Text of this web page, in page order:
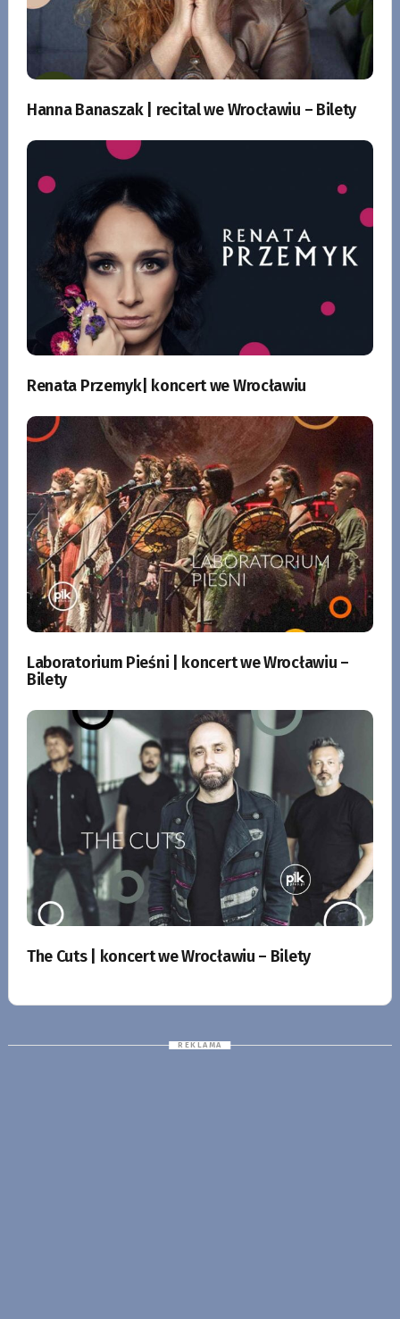
Hanna Banaszak | recital we Wrocławiu – Bilety
Renata Przemyk| koncert we Wrocławiu
Laboratorium Pieśni | koncert we Wrocławiu –
Bilety
The Cuts | koncert we Wrocławiu – Bilety